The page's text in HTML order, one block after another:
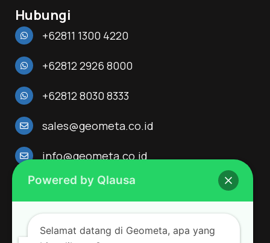
Hubungi
+62811 1300 4220
+62812 2926 8000
+62812 8030 8333
sales@geometa.co.id
info@geometa.co.id
Alamat
Menara 165 Lantai 3
Jl. TB. Simatupang Kav. 1,
Cilandak Timur, Pasar Minggu, Jakarta Selatan, DKI
Powered by Qlausa
Selamat datang di Geometa, apa yang